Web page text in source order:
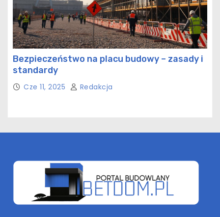
Bezpieczeństwo na placu budowy – zasady i
standardy
Cze 11, 2025 Redakcja